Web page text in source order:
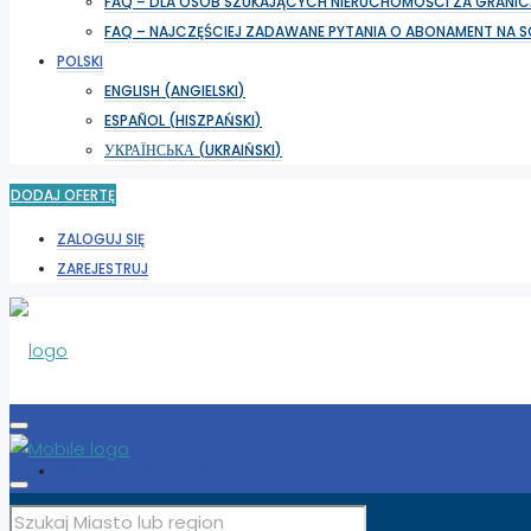
FAQ – NAJCZĘŚCIEJ ZADAWANE PYTANIA O ABONAMENT NA
POLSKI
ENGLISH (ANGIELSKI)
ESPAÑOL (HISZPAŃSKI)
УКРАЇНСЬКА (UKRAIŃSKI)
DODAJ OFERTĘ
ZALOGUJ SIĘ
ZAREJESTRUJ